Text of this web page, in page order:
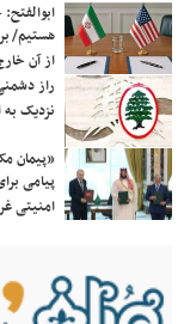
هستیم/
از آن
راز
نزدیک به
«پیمان
پیامی
امنیتی